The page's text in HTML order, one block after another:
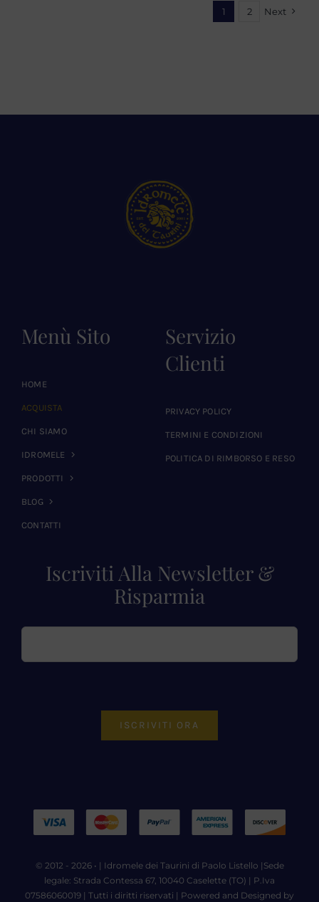
1 2 Next
Menù Sito
HOME
ACQUISTA
CHI SIAMO
IDROMELE
PRODOTTI
BLOG
CONTATTI
Servizio
Clienti
PRIVACY POLICY
TERMINI E CONDIZIONI
POLITICA DI RIMBORSO E RESO
Iscriviti Alla Newsletter &
Risparmia
ISCRIVITI ORA
© 2012 - 2026 • | Idromele dei Taurini di Paolo Listello |Sede
legale: Strada Contessa 67, 10040 Caselette (TO) | P.Iva
07586060019 | Tutti i diritti riservati | Powered and Designed by